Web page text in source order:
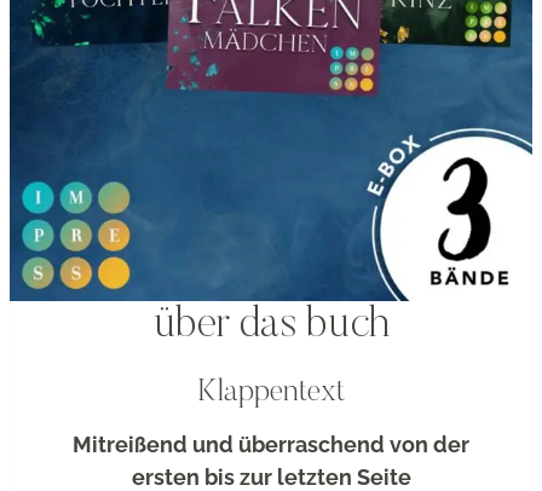
über das buch
Klappentext
Mitreißend und überraschend von der
ersten bis zur letzten Seite